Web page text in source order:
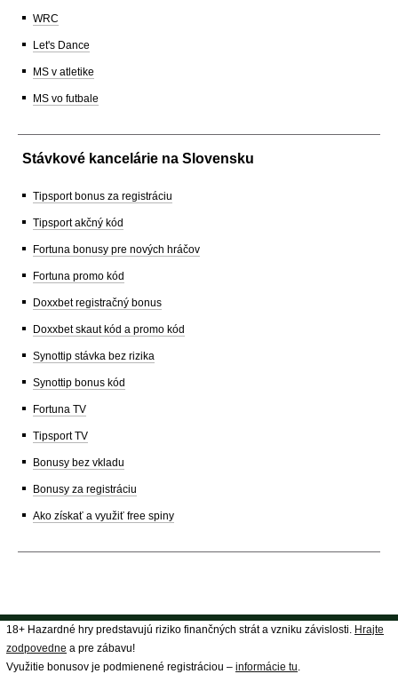
WRC
Let's Dance
MS v atletike
MS vo futbale
Stávkové kancelárie na Slovensku
Tipsport bonus za registráciu
Tipsport akčný kód
Fortuna bonusy pre nových hráčov
Fortuna promo kód
Doxxbet registračný bonus
Doxxbet skaut kód a promo kód
Synottip stávka bez rizika
Synottip bonus kód
Fortuna TV
Tipsport TV
Bonusy bez vkladu
Bonusy za registráciu
Ako získať a využiť free spiny
18+ Hazardné hry predstavujú riziko finančných strát a vzniku závislosti. Hrajte
zodpovedne a pre zábavu!
Využitie bonusov je podmienené registráciou – informácie tu.